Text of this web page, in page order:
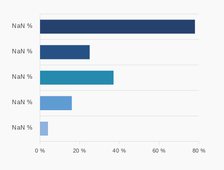
NaN %
NaN %
NaN %
NaN %
NaN %
80 %
60 %
40 %
20 %
0 %